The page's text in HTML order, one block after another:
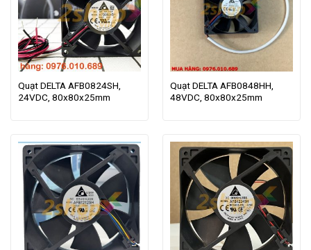
Quạt DELTA AFB0824SH,
24VDC, 80x80x25mm
Quạt DELTA AFB0848HH,
48VDC, 80x80x25mm